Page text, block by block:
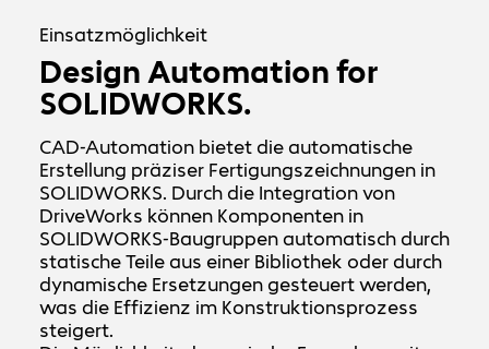
Einsatzmöglichkeit
Design Automation for
SOLIDWORKS.
CAD-Automation bietet die automatische
Erstellung präziser Fertigungszeichnungen in
SOLIDWORKS. Durch die Integration von
DriveWorks können Komponenten in
SOLIDWORKS-Baugruppen automatisch durch
statische Teile aus einer Bibliothek oder durch
dynamische Ersetzungen gesteuert werden,
was die Effizienz im Konstruktionsprozess
steigert.